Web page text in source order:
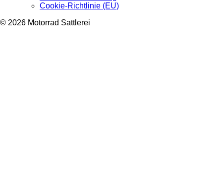
Cookie-Richtlinie (EU)
© 2026 Motorrad Sattlerei